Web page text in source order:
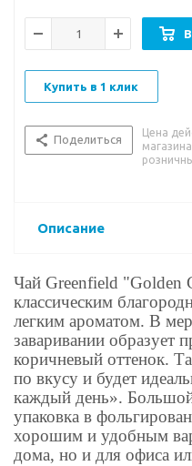
вариантом не только
или поездок.
Вкусовые
бархатистый
Купить в 1 клик
Поделиться
Цена
Описание
Чай Greenfield "Golden
классическим
легким ароматом. В
заваривании образует
коричневый оттенок.
по вкусу и будет
каждый день».
упаковка в
хорошим и удобным
дома, но и для офиса